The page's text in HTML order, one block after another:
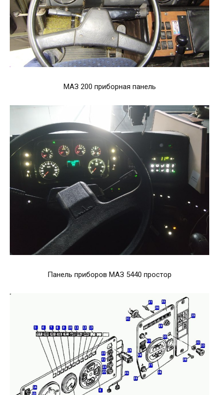
МАЗ 200 приборная панель
Панель приборов МАЗ 5440 простор